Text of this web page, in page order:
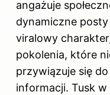
angażuje
dynamiczne
viralowy
pokolenia, które
przywiązuje się
informacji. Tusk